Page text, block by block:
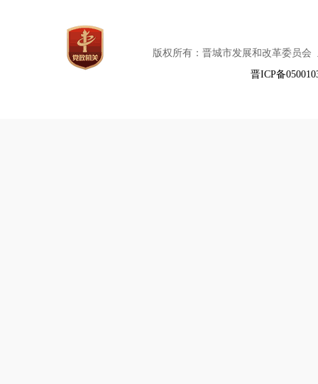
版权所有：晋城市发展和改革委员会
晋ICP备